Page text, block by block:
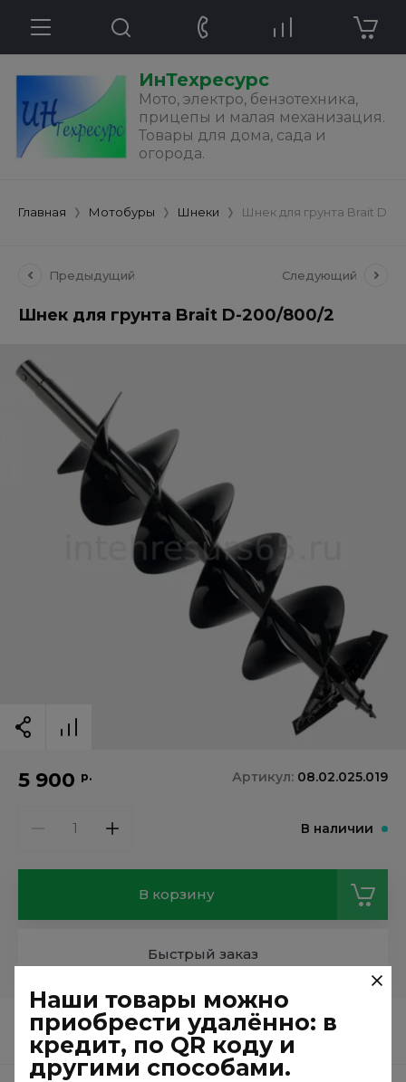
ИнТехресурс
Мото, электро, бензотехника,
прицепы и малая механизация.
Товары для дома, сада и
огорода.
Главная Мотобуры Шнеки Шнек для грунта Brait D-
Предыдущий Следующий
Шнек для грунта Brait D-200/800/2
Посадочный диаметр: 20 мм.
5 900 р. Артикул: 08.02.025.019
В наличии
В корзину
Быстрый заказ
Наши товары можно
приобрести удалённо: в
кредит, по QR коду и
другими способами.